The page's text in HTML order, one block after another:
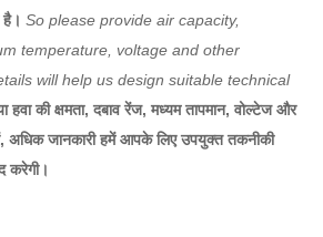
है। So please provide air capacity,
temperature, voltage and other
will help us design suitable technical
हवा की क्षमता, दबाव रेंज, मध्यम तापमान, वोल्टेज और
अधिक जानकारी हमें आपके लिए उपयुक्त तकनीकी
करेगी।